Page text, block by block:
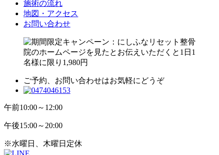
施術の流れ
地図・アクセス
お問い合わせ
ご予約、お問い合わせはお気軽にどうぞ
午前10:00～12:00
午後15:00～20:00
※水曜日、木曜日定休